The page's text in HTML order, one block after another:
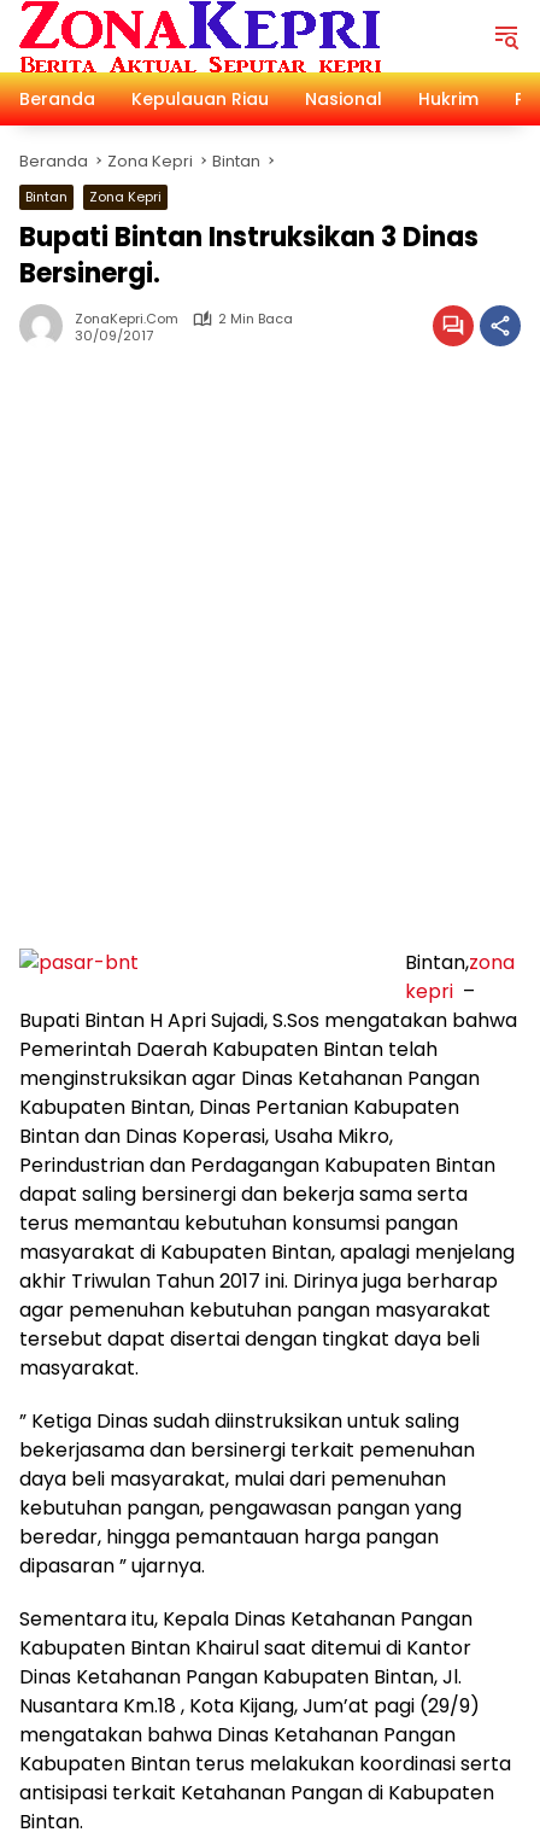
Langsung
konten
Beranda
Kepulauan Riau Nasional Hukrim
Beranda Zona Kepri Bintan
Bintan Zona Kepri
Bupati Bintan Instruksikan 3 Dinas
Bersinergi.
ZonaKepri.com
2 Min Baca
30/09/2017
Bintan,zona
kepri –
Bupati Bintan H Apri Sujadi, S.Sos mengatakan bahwa
Pemerintah Daerah Kabupaten Bintan telah
menginstruksikan agar Dinas Ketahanan Pangan
Kabupaten Bintan, Dinas Pertanian Kabupaten
Bintan dan Dinas Koperasi, Usaha Mikro,
Perindustrian dan Perdagangan Kabupaten Bintan
dapat saling bersinergi dan bekerja sama serta
terus memantau kebutuhan konsumsi pangan
masyarakat di Kabupaten Bintan, apalagi menjelang
akhir Triwulan Tahun 2017 ini. Dirinya juga berharap
agar pemenuhan kebutuhan pangan masyarakat
tersebut dapat disertai dengan tingkat daya beli
masyarakat.
” Ketiga Dinas sudah diinstruksikan untuk saling
bekerjasama dan bersinergi terkait pemenuhan
daya beli masyarakat, mulai dari pemenuhan
kebutuhan pangan, pengawasan pangan yang
beredar, hingga pemantauan harga pangan
dipasaran ” ujarnya.
Sementara itu, Kepala Dinas Ketahanan Pangan
Kabupaten Bintan Khairul saat ditemui di Kantor
Dinas Ketahanan Pangan Kabupaten Bintan, Jl.
Nusantara Km.18 , Kota Kijang, Jum’at pagi (29/9)
mengatakan bahwa Dinas Ketahanan Pangan
Kabupaten Bintan terus melakukan koordinasi serta
antisipasi terkait Ketahanan Pangan di Kabupaten
Bintan.